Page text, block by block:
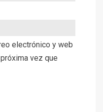
electrónico y web
vez que